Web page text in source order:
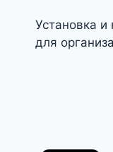
Установка и
для